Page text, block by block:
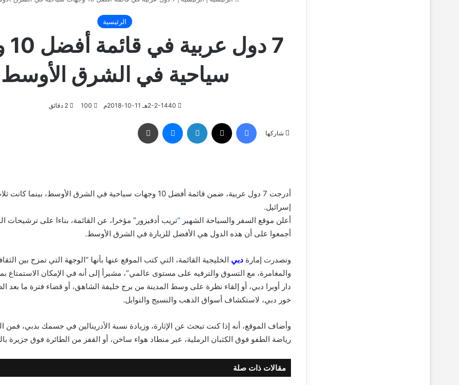
الرئيسية
7
سياحية في الشرق الأوسط
2-2-1440هـ 11-10-2018م 100 2 دقائق
شاركها
أدرجت 7 دول عربية، ضمن قائمة أفضل 10 وجهات سياحية في الشرق الأوسط،
إسرائيل.
أعلن موقع السفر والسياحة الشهير “تريب أدفيزور” مؤخرا، عن القائمة، بناءا على ترشيحات
أجمعوا على أن هذه الدول هي الأفضل للزيارة في الشرق الأوسط.
وتصدرت إمارة دبي الخليجية القائمة، التي كتب الموقع عنها بأنها “الوجهة التي تمزج بين
والمغامرة، مع التسوق والترفيه على مستوى عالمي”، مشيرأ إلى أنه في الإمكان
دار أوبرا دبي، أو إلقاء نظرة على وسط المدينة من برج خليفة الشاهق، أو قضاء فترة ما
خور دبي، لاستكشاف أسواق الذهب والنسيج والتوابل.
وأضاف الموقع، أنه إذا كنت تبحث عن الإثارة، وزيادة نسبة الأدرينالين في جسمك بدبي،
رياضة الطفو فوق الكثبان الرملية، عبر منطاد هواء ساخن، أو القفز من الطائرة فوق جزيرة
مقالات ذات صلة